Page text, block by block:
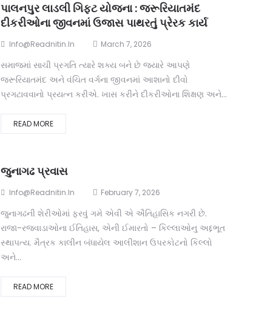
પાલનપુર લાડલી ગિફ્ટ યોજના : જરૂરિયાતમંદ
દીકરીઓના જીવનમાં ઉજાસ પાથરતું પ્રેરક કાર્ય
Info@readnitin.in March 7, 2026
સમાજમાં સાચી પ્રગતિ ત્યારે શક્ય બને છે જ્યારે આપણે
જરૂરિયાતમંદ અને વંચિત વર્ગના જીવનમાં આશાનો દીવો
પ્રગટાવવાનો પ્રયત્ન કરીએ. ખાસ કરીને દીકરીઓના શિક્ષણ અને...
READ MORE
જુનાગઢ પ્રવાસ
Info@readnitin.in February 7, 2026
જુનાગઢની શેરીઓમાં ફરવું ગમે એવી એ ઐતિહાસિક નગરી છે.
રાજા-રજવાડાઓના ઈતિહાસ, એની ઈમારતો – કિલ્લાઓનુ અદ્દભૂત
સ્થાપત્ય. મૈત્રક કાલીન બંધાયેલ આલીશાન ઉપરકોટનો કિલ્લો
અને...
READ MORE